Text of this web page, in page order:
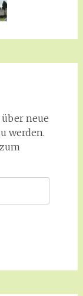
neue
werden.